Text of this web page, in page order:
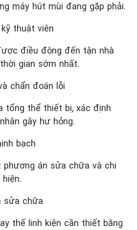
máy hút mùi đang gặp phải.
thuật viên
điều động đến tận nhà
gian sớm nhất.
chẩn đoán lỗi
tổng thể thiết bị, xác định
gây hư hỏng.
bạch
phương án sửa chữa và chi
sửa chữa
thế linh kiện cần thiết bằng